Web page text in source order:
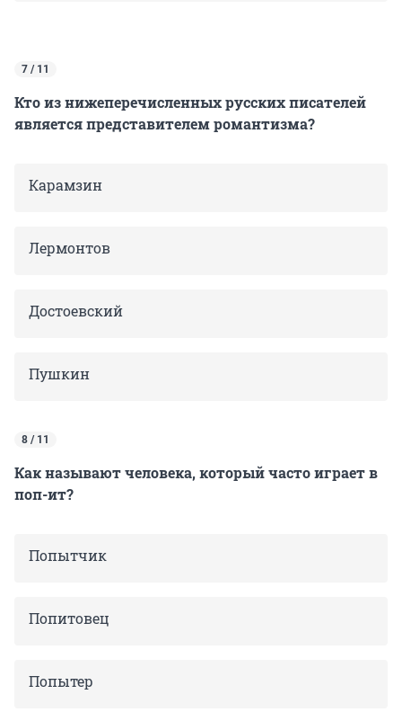
7 / 11
Кто из нижеперечисленных русских писателей
является представителем романтизма?
Карамзин
Лермонтов
Достоевский
Пушкин
8 / 11
Как называют человека, который часто играет в
поп-ит?
Попытчик
Попитовец
Попытер